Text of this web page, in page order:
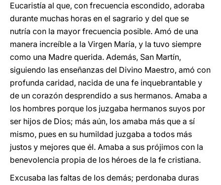
Eucaristía al que, con frecuencia escondido, adoraba
durante muchas horas en el sagrario y del que se
nutría con la mayor frecuencia posible. Amó de una
manera increíble a la Virgen María, y la tuvo siempre
como una Madre querida. Además, San Martín,
siguiendo las enseñanzas del Divino Maestro, amó con
profunda caridad, nacida de una fe inquebrantable y
de un corazón desprendido a sus hermanos. Amaba a
los hombres porque los juzgaba hermanos suyos por
ser hijos de Dios; más aún, los amaba más que a sí
mismo, pues en su humildad juzgaba a todos más
justos y mejores que él. Amaba a sus prójimos con la
benevolencia propia de los héroes de la fe cristiana.
Excusaba las faltas de los demás; perdonaba duras